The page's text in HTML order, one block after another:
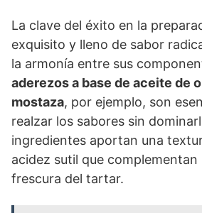
La clave del éxito en la
exquisito y lleno de sabor
la armonía entre sus
aderezos a base de aceite de
mostaza, por ejemplo, son
realzar los sabores sin
ingredientes aportan una
acidez sutil que
frescura del tartar.